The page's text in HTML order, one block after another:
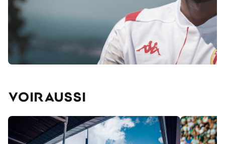
VOIR AUSSI